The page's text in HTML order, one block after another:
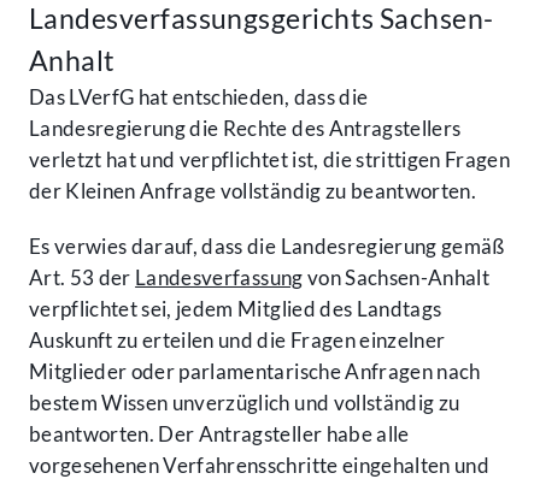
Landesverfassungsgerichts Sachsen-
Anhalt
Das LVerfG hat entschieden, dass die
Landesregierung die Rechte des Antragstellers
verletzt hat und verpflichtet ist, die strittigen Fragen
der Kleinen Anfrage vollständig zu beantworten.
Es verwies darauf, dass die Landesregierung gemäß
Art. 53 der Landesverfassungvon Sachsen-Anhalt
verpflichtet sei, jedem Mitglied des Landtags
Auskunft zu erteilen und die Fragen einzelner
Mitglieder oder parlamentarische Anfragen nach
bestem Wissen unverzüglich und vollständig zu
beantworten. Der Antragsteller habe alle
vorgesehenen Verfahrensschritte eingehalten und